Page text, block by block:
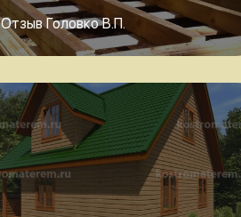
Отзыв Головко В.П.